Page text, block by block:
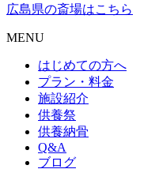
広島県の斎場はこちら
MENU
はじめての方へ
プラン・料金
施設紹介
供養祭
供養納骨
Q&A
ブログ